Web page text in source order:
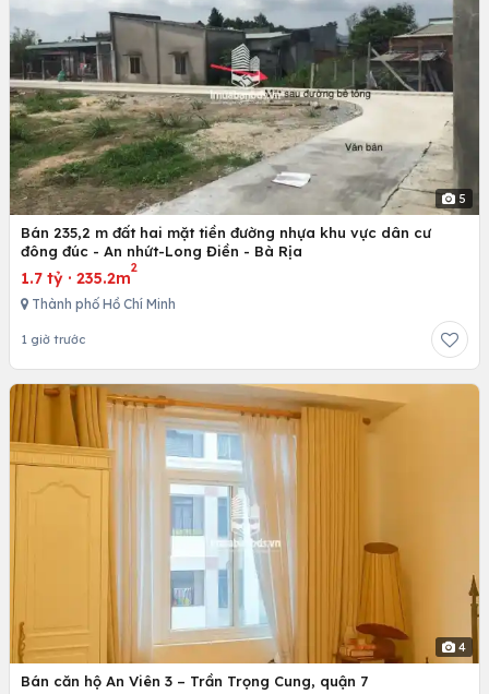
5
Bán 235,2 m đất hai mặt tiền đường nhựa khu vực dân cư
đông đúc - An nhứt-Long Điền - Bà Rịa
1.7 tỷ · 235.2m
2
Thành phố Hồ Chí Minh
1 giờ trước
4
Bán căn hộ An Viên 3 – Trần Trọng Cung, quận 7